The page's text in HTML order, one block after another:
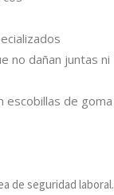
no dañan juntas ni
escobillas de goma
de seguridad laboral.